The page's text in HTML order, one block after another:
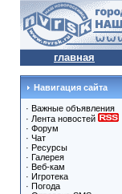
главная
Навигация сайта
· Важные объявления
· Лента новостей
· Форум
· Чат
· Ресурсы
· Галерея
· Веб-кам
· Игротека
· Погода